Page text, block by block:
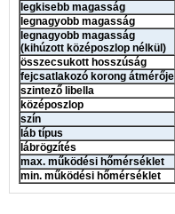
legkisebb magasság
legnagyobb magasság
legnagyobb magasság
(kihúzott középoszlop nélkül)
összecsukott hosszúság
fejcsatlakozó korong átmérője
szintező libella
középoszlop
szín
láb típus
lábrögzítés
max. működési hőmérséklet
min. működési hőmérséklet